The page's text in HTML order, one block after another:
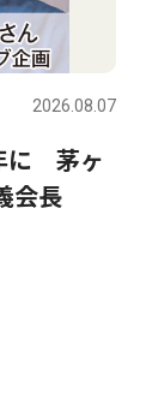
2026.08.07
に 茅ヶ
会長